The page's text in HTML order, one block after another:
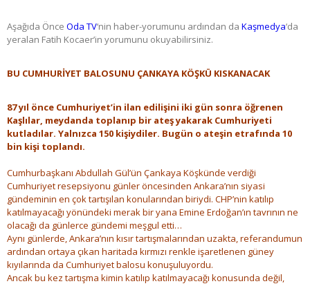
Aşağıda Önce Oda TV‘nin haber-yorumunu ardından da Kaşmedya‘da
yeralan Fatih Kocaer’in yorumunu okuyabilirsiniz.
BU CUMHURİYET BALOSUNU ÇANKAYA KÖŞKÜ KISKANACAK
87 yıl önce Cumhuriyet’in ilan edilişini iki gün sonra öğrenen
Kaşlılar, meydanda toplanıp bir ateş yakarak Cumhuriyeti
kutladılar. Yalnızca 150 kişiydiler. Bugün o ateşin etrafında 10
bin kişi toplandı.
Cumhurbaşkanı Abdullah Gül’ün Çankaya Köşkünde verdiği
Cumhuriyet resepsiyonu günler öncesinden Ankara’nın siyasi
gündeminin en çok tartışılan konularından biriydi. CHP’nin katılıp
katılmayacağı yönündeki merak bir yana Emine Erdoğan’ın tavrının ne
olacağı da günlerce gündemi meşgul etti…
Aynı günlerde, Ankara’nın kısır tartışmalarından uzakta, referandumun
ardından ortaya çıkan haritada kırmızı renkle işaretlenen güney
kıyılarında da Cumhuriyet balosu konuşuluyordu.
Ancak bu kez tartışma kimin katılıp katılmayacağı konusunda değil,